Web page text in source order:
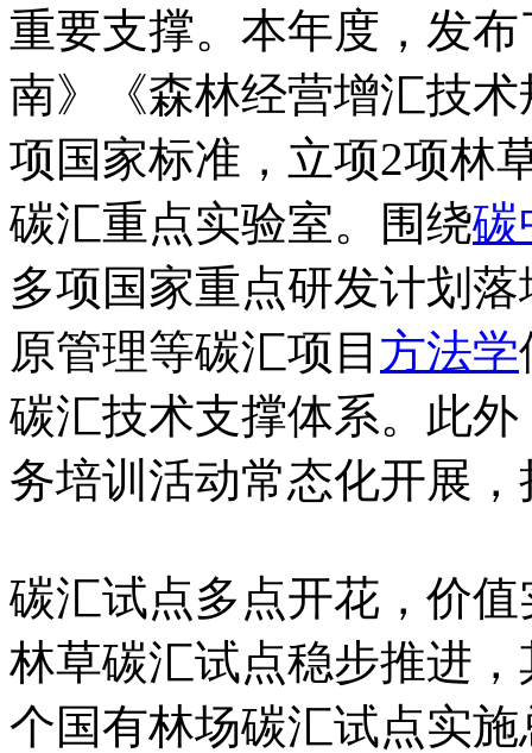
重要支撑。本年度，发
南》《森林经营增汇技
项国家标准，立项2项林
碳汇重点实验室。围绕碳
多项国家重点研发计划
原管理等碳汇项目 方法学
碳汇技术支撑体系。此
务培训活动常态化开展
碳汇试点多点开花，价
林草碳汇试点稳步推进
个国有林场碳汇试点实